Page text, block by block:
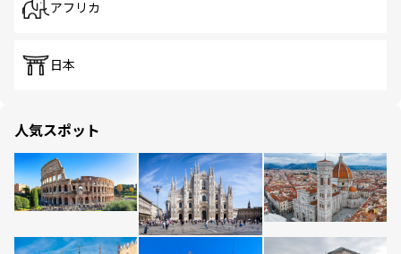
アフリカ
日本
人気スポット